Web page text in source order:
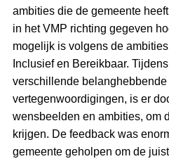
ambities die de gemeente
in het VMP richting gegeven
mogelijk is volgens de
Inclusief en Bereikbaar.
verschillende
vertegenwoordigingen, is er
wensbeelden en ambities, om
krijgen. De feedback was
gemeente geholpen om de